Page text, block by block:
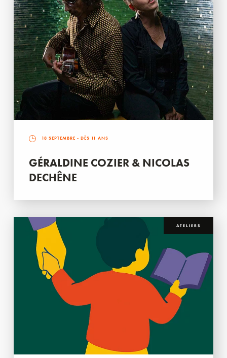
18 SEPTEMBRE - DÈS 11 ANS
GÉRALDINE COZIER & NICOLAS
DECHÊNE
ATELIERS